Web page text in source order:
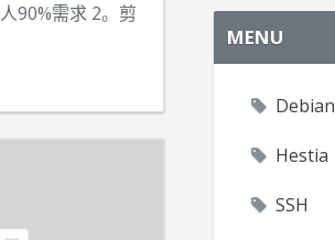
90%需求 2。剪
MENU
Debian
Hestia
SSH